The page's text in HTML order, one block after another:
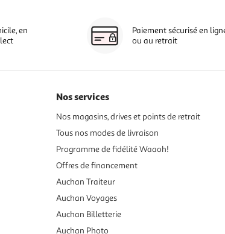
en
Paiement sécurisé en
ou au retrait
Nos services
Nos magasins, drives et points de retrait
Tous nos modes de livraison
Programme de fidélité Waaoh!
Offres de financement
Auchan Traiteur
Auchan Voyages
Auchan Billetterie
Auchan Photo